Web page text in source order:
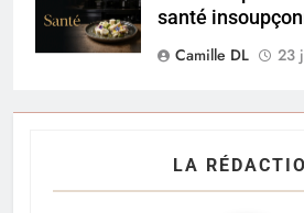
santé
Camille DL
23
LA